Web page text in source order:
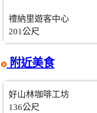
禮納里遊客中心
201公尺
附近美食
好山林咖啡工坊
136公尺